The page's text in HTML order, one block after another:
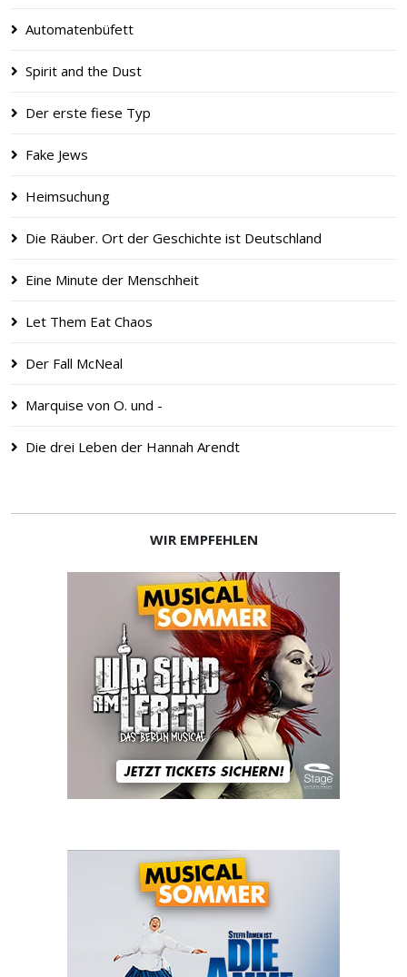
Automatenbüfett
Spirit and the Dust
Der erste fiese Typ
Fake Jews
Heimsuchung
Die Räuber. Ort der Geschichte ist Deutschland
Eine Minute der Menschheit
Let Them Eat Chaos
Der Fall McNeal
Marquise von O. und -
Die drei Leben der Hannah Arendt
WIR EMPFEHLEN